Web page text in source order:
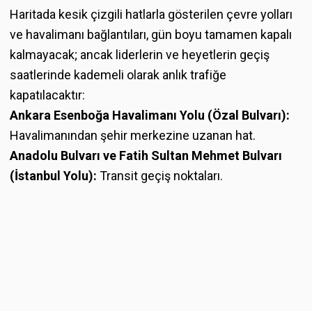
Haritada kesik çizgili hatlarla gösterilen çevre yolları
ve havalimanı bağlantıları, gün boyu tamamen kapalı
kalmayacak; ancak liderlerin ve heyetlerin geçiş
saatlerinde kademeli olarak anlık trafiğe
kapatılacaktır:
Ankara Esenboğa Havalimanı Yolu (Özal Bulvarı):
Havalimanından şehir merkezine uzanan hat.
Anadolu Bulvarı ve Fatih Sultan Mehmet Bulvarı
(İstanbul Yolu): Transit geçiş noktaları.